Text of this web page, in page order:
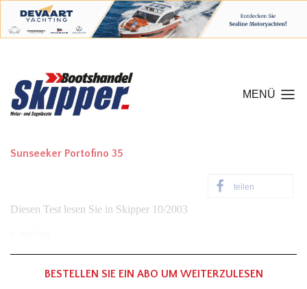
MENÜ
Sunseeker Portofino 35
teilen
Diesen Test lesen Sie in Skipper 10/2003
BESTELLEN SIE EIN ABO UM WEITERZULESEN